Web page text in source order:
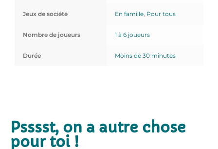
Jeux de société En famille, Pour tous
Nombre de joueurs 1 à 6 joueurs
Durée Moins de 30 minutes
Psssst, on a autre chose
pour toi !